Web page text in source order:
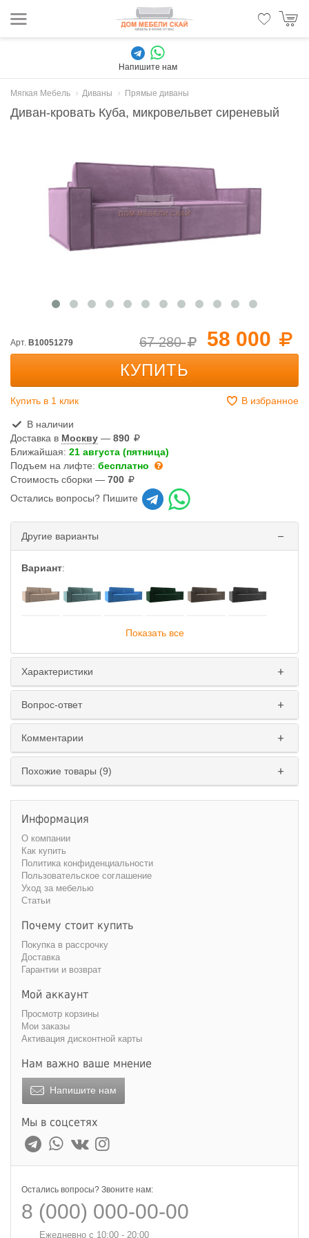
Напишите нам
Мягкая Мебель Диваны Прямые диваны
Диван-кровать Куба, микровельвет сиреневый
58 000
67 280
Арт. B10051279
КУПИТЬ
Купить в 1 клик В избранное
В наличии
Доставка в Москву — 890
Ближайшая: 21 августа (пятница)
Подъем на лифте: бесплатно
Стоимость сборки — 700
Остались вопросы? Пишите
Другие варианты
Вариант:
Показать все
Характеристики
Вопрос-ответ
Комментарии
Похожие товары (9)
Информация
О компании
Как купить
Политика конфиденциальности
Пользовательское соглашение
Уход за мебелью
Статьи
Почему стоит купить
Покупка в рассрочку
Доставка
Гарантии и возврат
Мой аккаунт
Просмотр корзины
Мои заказы
Активация дисконтной карты
Нам важно ваше мнение
Напишите нам
Мы в соцсетях
Остались вопросы? Звоните нам:
8 (000) 000-00-00
Ежедневно с 10:00 - 20:00